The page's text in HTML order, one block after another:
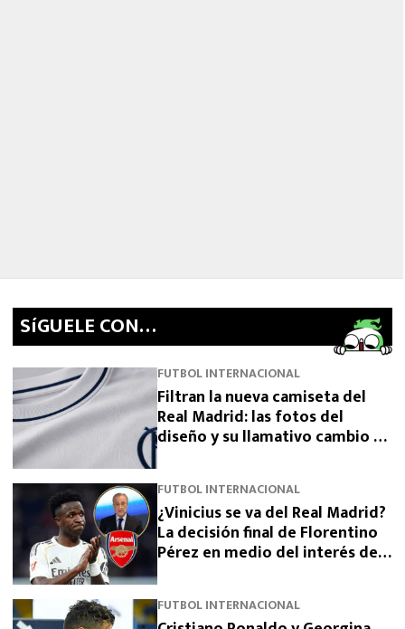
SíGUELE CON…
FUTBOL INTERNACIONAL
Filtran la nueva camiseta del
Real Madrid: las fotos del
diseño y su llamativo cambio de
FUTBOL INTERNACIONAL
¿Vinicius se va del Real Madrid?
La decisión final de Florentino
Pérez en medio del interés del
FUTBOL INTERNACIONAL